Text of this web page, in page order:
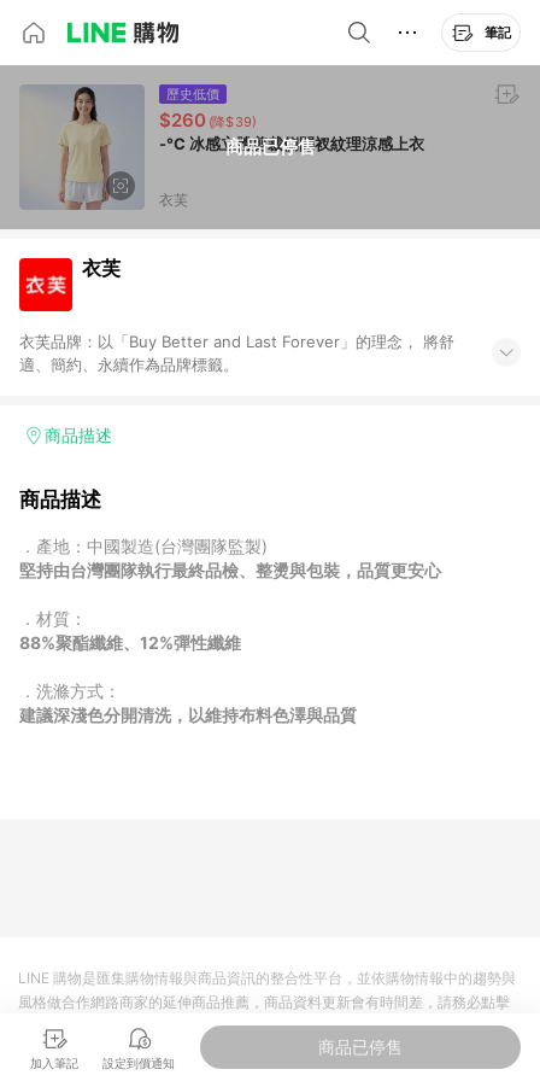
筆記
商品已停售
歷史低價
$260 (降$39)
-°C 冰感立體剪裁側開衩紋理涼感上衣
衣芙
衣芙
衣芙品牌：以「Buy Better and Last Forever」的理念， 將舒
適、簡約、永續作為品牌標籤。
商品描述
商品描述
．產地：中國製造(台灣團隊監製)
堅持由台灣團隊執行最終品檢、整燙與包裝，品質更安心
．材質：
88%聚酯纖維、12%彈性纖維
．洗滌方式：
建議深淺色分開清洗，以維持布料色澤與品質
加入筆記 設定到價通知
商品已停售
LINE 購物是匯集購物情報與商品資訊的整合性平台，並依購物情報中的趨勢與
風格做合作網路商家的延伸商品推薦，商品資料更新會有時間差，請務必點擊
商品至各合作網路商家，確認現售價與購物條件，一切資訊以合作廠商網頁為
準。